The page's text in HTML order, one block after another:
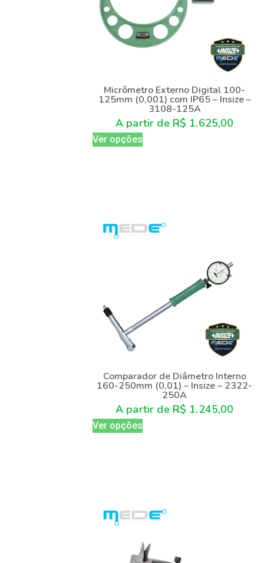
Micrômetro Externo Digital 100-
125mm (0,001) com IP65 – Insize –
3108-125A
A partir de R$ 1.625,00
Ver opções
Comparador de Diâmetro Interno
160-250mm (0,01) – Insize – 2322-
250A
A partir de R$ 1.245,00
Ver opções